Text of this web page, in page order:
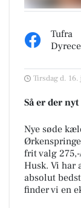
Tufra
Tirsdag d.
Så er der
Nye søde
frit valg
Husk. Vi har
absolut
finder vi en